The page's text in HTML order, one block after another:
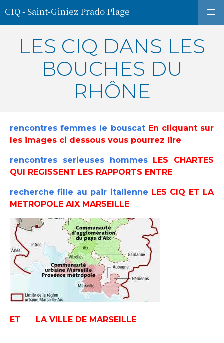
CIQ - Saint-Giniez Prado Plage
LES CIQ DANS LES
BOUCHES DU
RHÔNE
rencontres femmes le bouscatEn cliquant sur
les images ci dessous vous pourrez lire
rencontres serieuses hommes
LES CHARTES
QUI REGISSENT LES RAPPORTS ENTRE
recherche fille au pair italienne LES CIQ ET LA
METROPOLE AIX MARSEILLE
ET LA VILLE DE MARSEILLE